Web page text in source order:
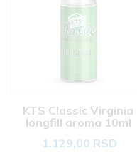
KTS Classic Virginia
longfill aroma 10ml
1.129,00 RSD